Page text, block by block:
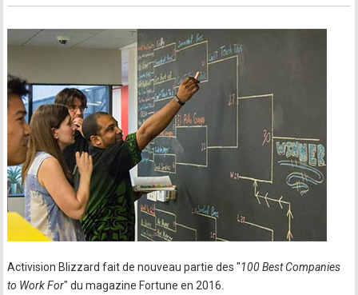
Activision Blizzard fait de nouveau partie des "100 Best Companies
to Work For" du magazine Fortune en 2016.